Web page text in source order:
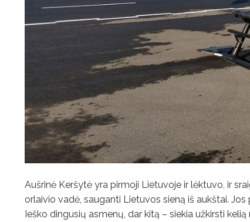
Aušrinė Keršytė yra pirmoji Lietuvoje ir lėktuvo, ir
orlaivio vadė, sauganti Lietuvos sieną iš aukštai.
Ieško dingusių asmenų, dar kitą – siekia užkirsti